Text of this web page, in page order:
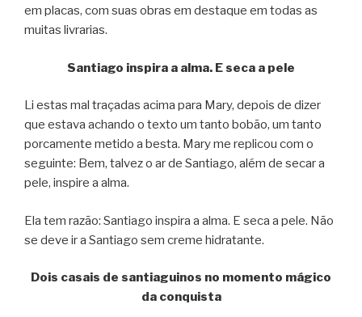
em placas, com suas obras em destaque em todas as
muitas livrarias.
Santiago inspira a alma. E seca a pele
Li estas mal traçadas acima para Mary, depois de dizer
que estava achando o texto um tanto bobão, um tanto
porcamente metido a besta. Mary me replicou com o
seguinte: Bem, talvez o ar de Santiago, além de secar a
pele, inspire a alma.
Ela tem razão: Santiago inspira a alma. E seca a pele. Não
se deve ir a Santiago sem creme hidratante.
Dois casais de santiaguinos no momento mágico
da conquista